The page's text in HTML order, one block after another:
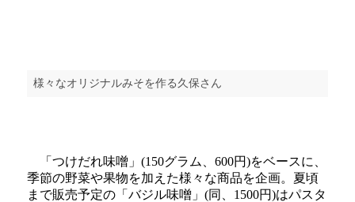
様々なオリジナルみそを作る久保さん
「つけだれ味噌」(150グラム、600円)をベースに、
季節の野菜や果物を加えた様々な商品を企画。夏頃
まで販売予定の「バジル味噌」(同、1500円)はパスタ